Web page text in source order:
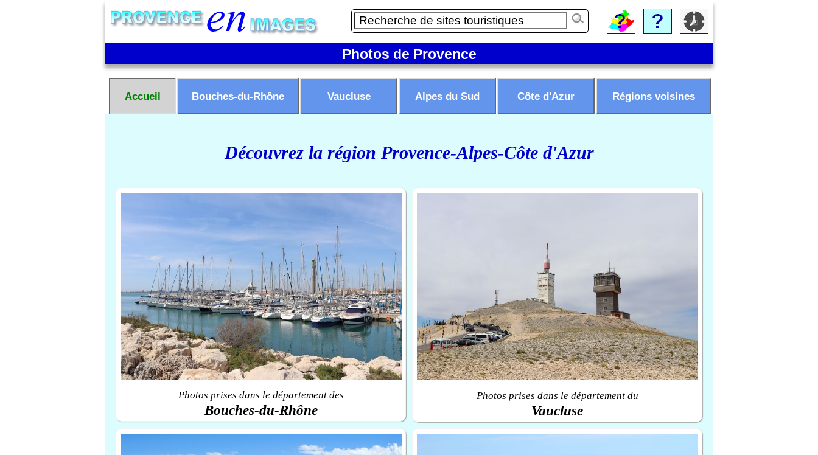
Photos de Provence
Accueil Bouches-du-Rhône Vaucluse Alpes du Sud Côte d'Azur Régions voisines
Découvrez la région Provence-Alpes-Côte d'Azur
Photos prises dans le département des
Bouches-du-Rhône
Photos prises dans le département du
Vaucluse